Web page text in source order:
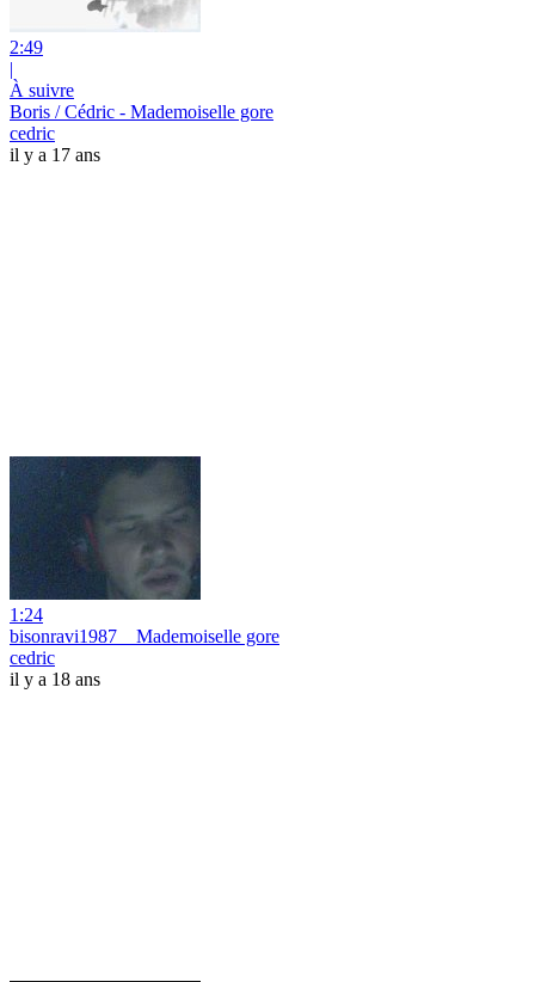
2:49
|
À suivre
Boris / Cédric - Mademoiselle gore
cedric
il y a 17 ans
1:24
bisonravi1987 _ Mademoiselle gore
cedric
il y a 18 ans